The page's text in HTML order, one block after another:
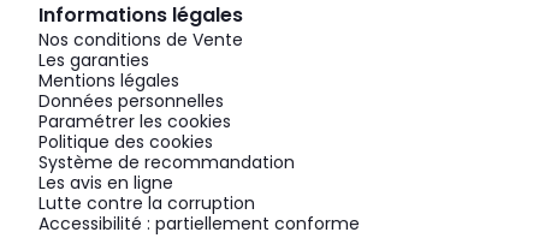
Informations légales
Nos conditions de Vente
Les garanties
Mentions légales
Données personnelles
Paramétrer les cookies
Politique des cookies
Système de recommandation
Les avis en ligne
Lutte contre la corruption
Accessibilité : partiellement conforme